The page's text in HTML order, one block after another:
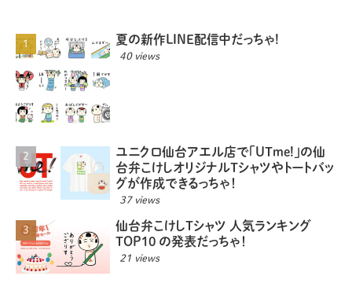
夏の新作LINE配信中だっちゃ!
40 views
ユニクロ仙台アエル店で「UTme!」の仙
台弁こけしオリジナルTシャツやトートバッ
グが作成できるっちゃ！
37 views
仙台弁こけしTシャツ 人気ランキング
TOP10 の発表だっちゃ！
21 views